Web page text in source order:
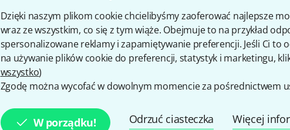
Dzięki naszym plikom cookie chcielibyśmy zaoferować najlepsze
wraz ze wszystkim, co się z tym wiąże. Obejmuje to na przykład
spersonalizowane reklamy i zapamiętywanie preferencji. Jeśli Ci to
na używanie plików cookie do preferencji, statystyk i marketingu,
wszystko)
Zgodę można wycofać w dowolnym momencie za pośrednictwem
W porządku! Odrzuć ciasteczka Więcej